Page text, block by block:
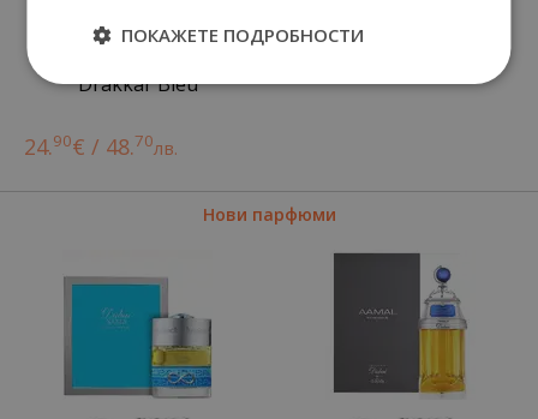
Drakkar Bleu
24.90€ / 48.70лв.
Нови парфюми
ПОКАЖЕТЕ ПОДРОБНОСТИ